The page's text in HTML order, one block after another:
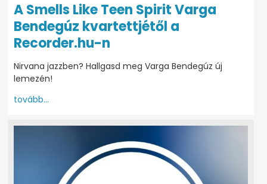
A Smells Like Teen Spirit Varga
Bendegúz kvartettjétől a
Recorder.hu-n
Nirvana jazzben? Hallgasd meg Varga Bendegúz új
lemezén!
tovább...